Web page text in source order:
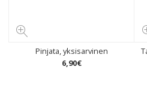
Pinjata, yksisarvinen
6,90€